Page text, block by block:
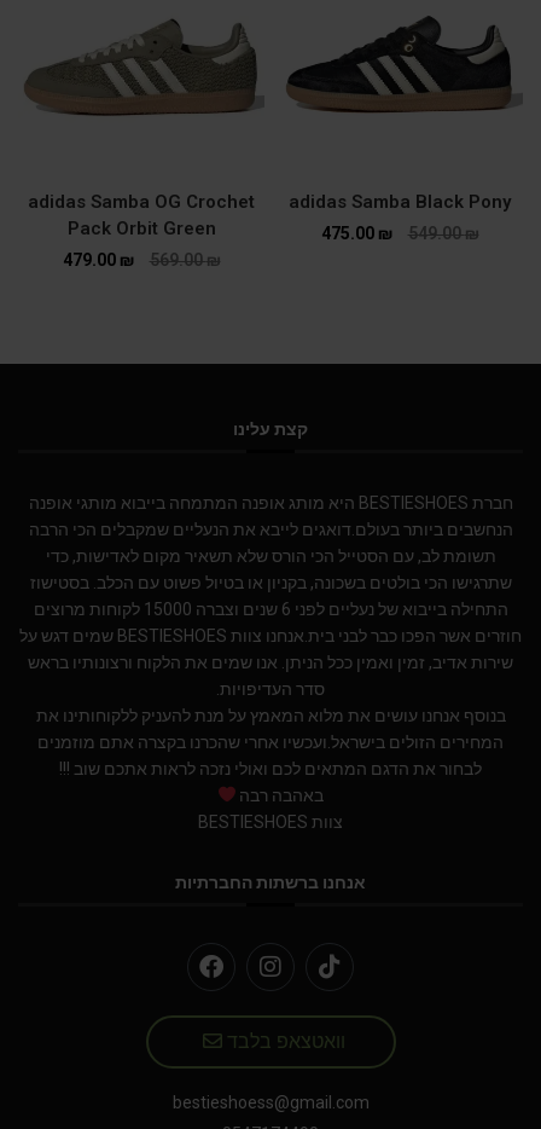
adidas Samba Black Pony
549.00₪
475.00 ₪
adidas Samba OG Crochet
Pack Orbit Green
569.00₪
479.00 ₪
קצת עלינו
חברת BESTIESHOES היא מותג אופנה המתמחה בייבוא מותגי אופנה
הנחשבים ביותר בעולם.דואגים לייבא את הנעליים שמקבלים הכי הרבה
תשומת לב, עם הסטייל הכי הורס שלא תשאיר מקום לאדישות, כדי
שתרגישו הכי בולטים בשכונה, בקניון או בטיול פשוט עם הכלב. בסטישוז
התחילה בייבוא של נעליים לפני 6 שנים וצברה 15000 לקוחות מרוצים
חוזרים אשר הפכו כבר לבני בית.אנחנו צוות BESTIESHOES שמים דגש על
שירות אדיב, זמין ואמין ככל הניתן. אנו שמים את הלקוח ורצונותיו בראש
סדר העדיפויות.
בנוסף אנחנו עושים את מלוא המאמץ על מנת להעניק ללקוחותינו את
המחירים הזולים בישראל.ועכשיו אחרי שהכרנו בקצרה אתם מוזמנים
לבחור את הדגם המתאים לכם ואולי נזכה לראות אתכם שוב !!!
באהבה רבה
צוות BESTIESHOES
אנחנו ברשתות החברתיות
וואטצאפ בלבד
bestieshoess@gmail.com